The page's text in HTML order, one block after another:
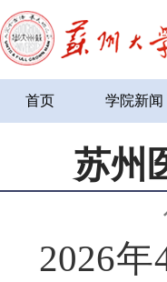
首页 学院新闻
苏州
2026年